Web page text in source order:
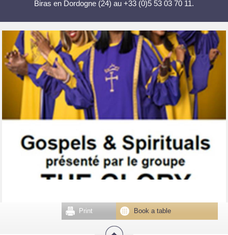
Biras en Dordogne (24) au +33 (0)5 53 03 70 11.
Book a table
Print